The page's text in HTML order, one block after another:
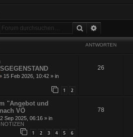
Suche
ANTWORTEN
15 Feb 2026, 10:42 » in
1 2
26
"Angebot und
VÖ
Sep 2025, 06:16 » in
1 2 3 4 5 6
78